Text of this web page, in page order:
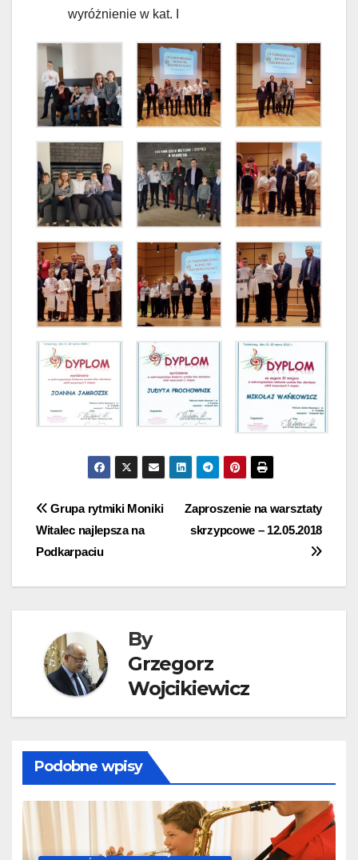
wyróżnienie w kat. I
Nawigacja
wpisu
Zaproszenie na warsztaty
skrzypcowe – 12.05.2018
Grupa rytmiki Moniki
Witalec najlepsza na
Podkarpaciu
By
Grzegorz
Wojcikiewicz
Podobne wpisy